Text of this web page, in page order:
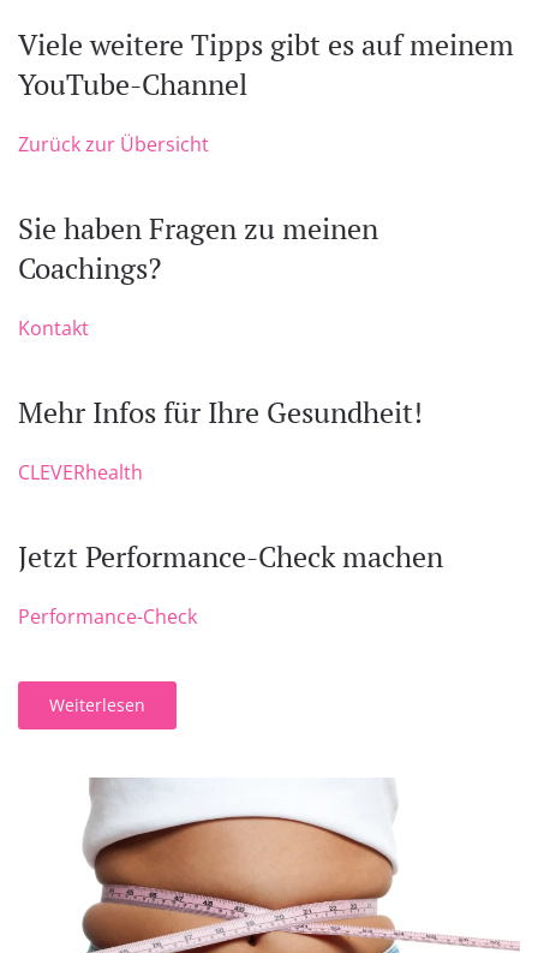
Viele weitere Tipps gibt es auf meinem
YouTube-Channel
Zurück zur Übersicht
Sie haben Fragen zu meinen
Coachings?
Kontakt
Mehr Infos für Ihre Gesundheit!
CLEVERhealth
Jetzt Performance-Check machen
Performance-Check
Weiterlesen